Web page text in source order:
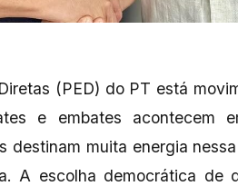
(PED) do PT está
e embates acontecem
destinam muita energia
A escolha democrática de